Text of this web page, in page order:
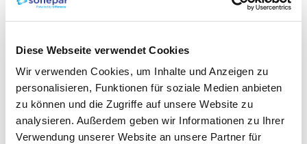
Diese Webseite verwendet Cookies
Wir verwenden Cookies, um Inhalte und Anzeigen zu
personalisieren, Funktionen für soziale Medien anbieten
zu können und die Zugriffe auf unsere Website zu
analysieren. Außerdem geben wir Informationen zu Ihrer
Verwendung unserer Website an unsere Partner für